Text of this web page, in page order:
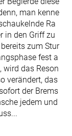
man kenne
Ra
in den Griff zu
zum Stur
fest a
wird das Reson
verändert, das
der Brems
jedem und